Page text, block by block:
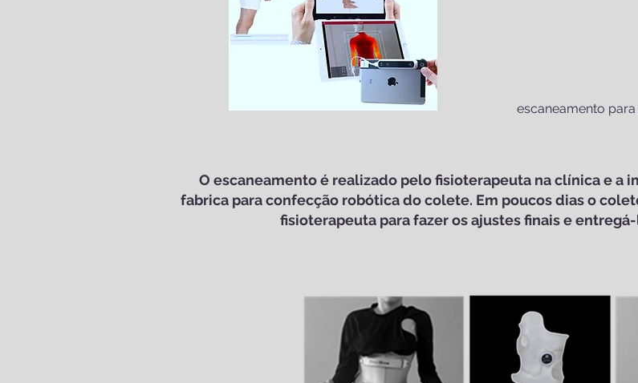
escaneamento
O escaneamento é realizado pelo fisioterapeuta na clínica e a
fabrica para confecção robótica do colete. Em poucos dias o
fisioterapeuta para fazer os ajustes finais e